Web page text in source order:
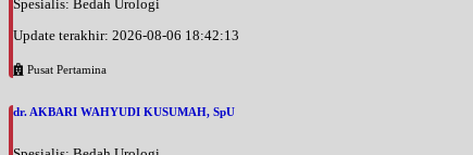
Spesialis: Bedah Urologi
Update terakhir: 2026-08-06 18:42:13
Pusat Pertamina
dr. AKBARI WAHYUDI KUSUMAH, SpU